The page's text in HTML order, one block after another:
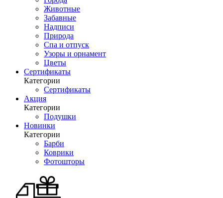
Животные
Забавные
Надписи
Природа
Спа и отпуск
Узоры и орнамент
Цветы
Сертификаты
Категории
Сертификаты
Акция
Категории
Подушки
Новинки
Категории
Барби
Коврики
Фотошторы